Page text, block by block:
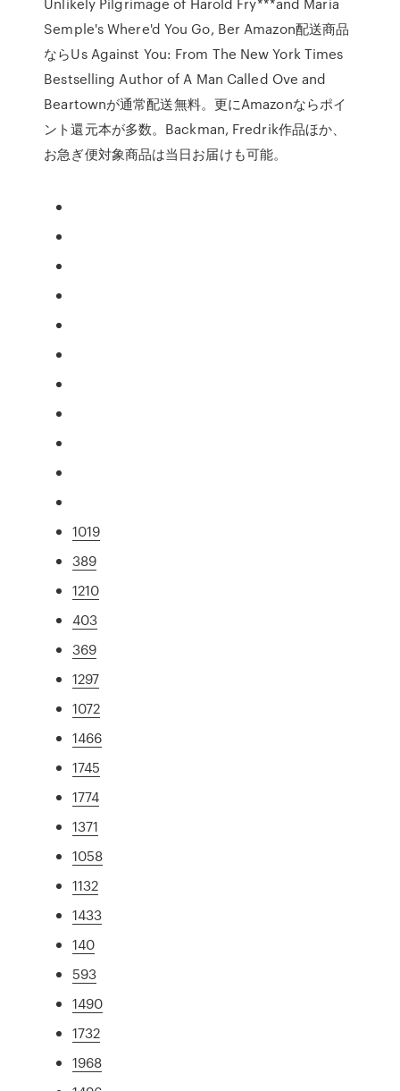
Semple's Where'd You Go, Ber Amazon配送商品
ならUs Against You: From The New York Times
Bestselling Author of A Man Called Ove and
Beartownが通常配送無料。更にAmazonならポイ
ント還元本が多数。Backman, Fredrik作品ほか、
お急ぎ便対象商品は当日お届けも可能。
1019
389
1210
403
369
1297
1072
1466
1745
1774
1371
1058
1132
1433
140
593
1490
1732
1968